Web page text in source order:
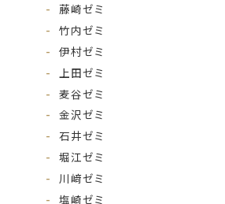
藤崎ゼミ
竹内ゼミ
伊村ゼミ
上田ゼミ
麦谷ゼミ
金沢ゼミ
石井ゼミ
堀江ゼミ
川﨑ゼミ
塩崎ゼミ